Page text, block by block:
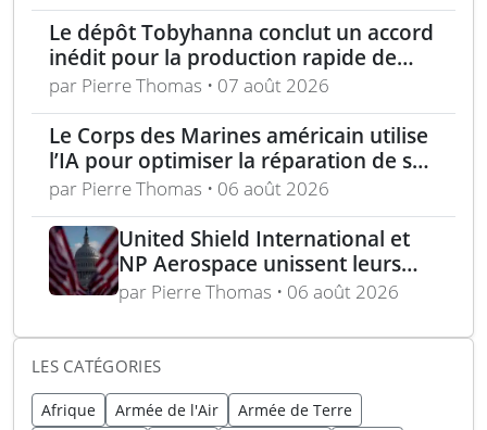
Le dépôt Tobyhanna conclut un accord
inédit pour la production rapide de
composants de sUAS
par Pierre Thomas • 07 août 2026
Le Corps des Marines américain utilise
l’IA pour optimiser la réparation de ses
équipements
par Pierre Thomas • 06 août 2026
United Shield International et
NP Aerospace unissent leurs
forces pour renforcer le soutien
déminage
par Pierre Thomas • 06 août 2026
LES CATÉGORIES
Afrique Armée de l'Air
Armée de Terre